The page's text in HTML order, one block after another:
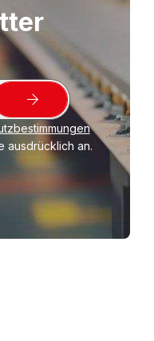
ausdrücklich an.